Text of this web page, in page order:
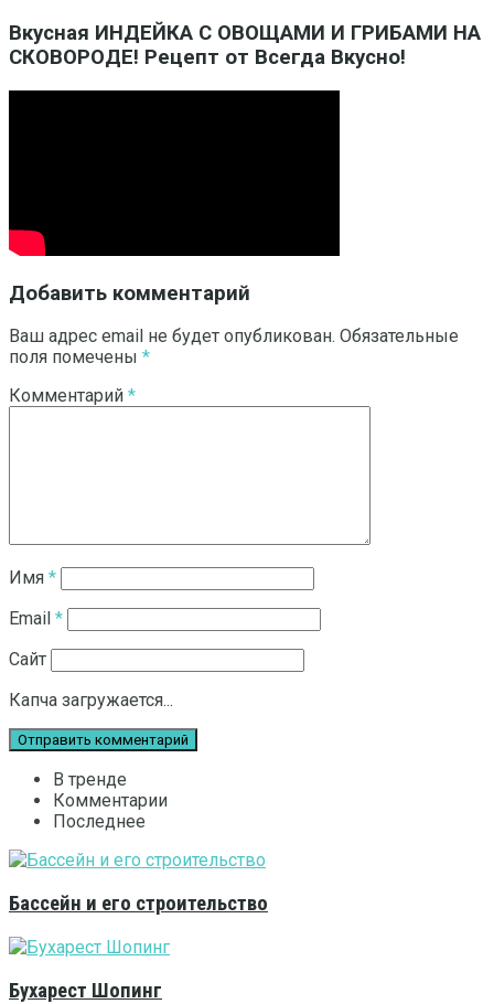
Вкусная ИНДЕЙКА С ОВОЩАМИ И ГРИБАМИ НА
СКОВОРОДЕ! Рецепт от Всегда Вкусно!
Добавить комментарий
Ваш адрес email не будет опубликован. Обязательные
поля помечены *
Комментарий *
Имя *
Email *
Сайт
Капча загружается...
В тренде
Комментарии
Последнее
Бассейн и его строительство
Бухарест Шопинг